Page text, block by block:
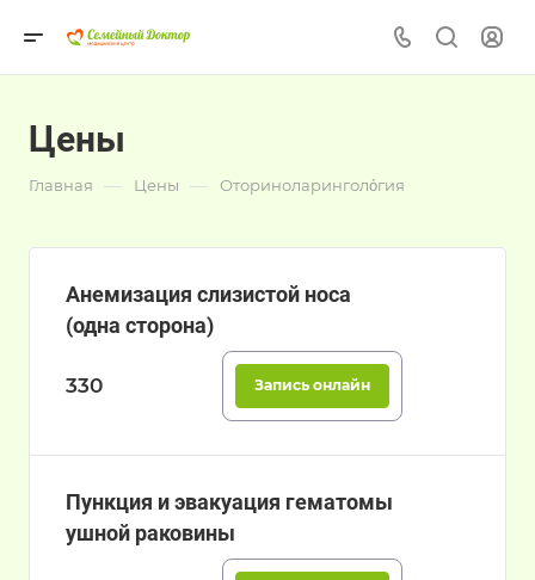
Цены
Главная — Цены — Оториноларинголо́гия
Анемизация слизистой носа
(одна сторона)
330 Запись онлайн
Пункция и эвакуация гематомы
ушной раковины